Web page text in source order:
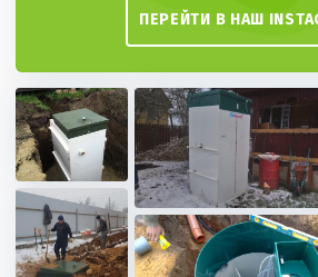
ПЕРЕЙТИ В НАШ